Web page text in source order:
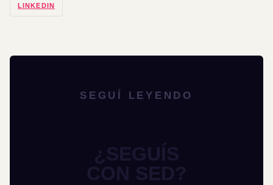
LINKEDIN
SEGUÍ LEYENDO
¿SEGUÍS
CON SED?